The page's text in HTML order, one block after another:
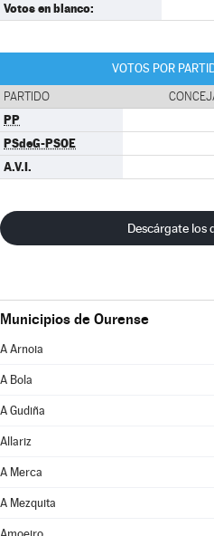
Votos en blanco:
VOTOS POR
PARTIDO
PP
PSdeG-PSOE
A.V.I.
Descárgate los
Municipios de Ourense
A Arnoia
A Bola
A Gudiña
Allariz
A Merca
A Mezquita